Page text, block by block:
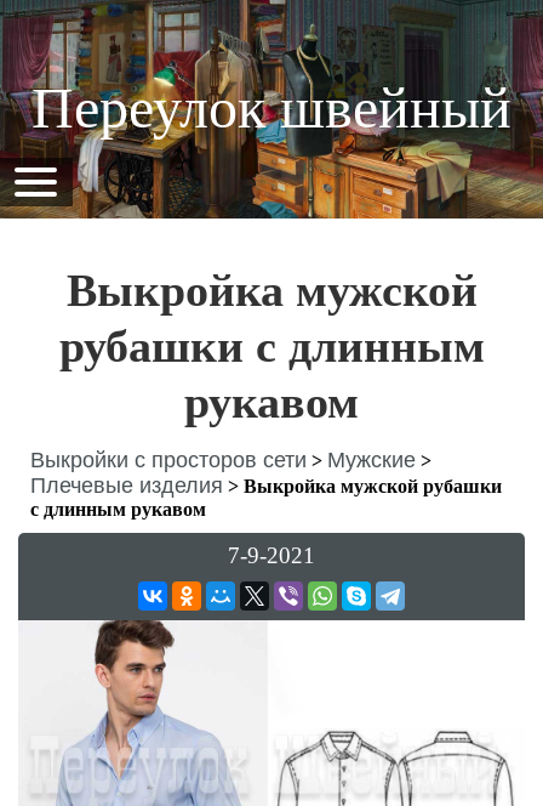
Переулок швейный
Выкройка мужской
рубашки с длинным
рукавом
Выкройки с просторов сети > Мужские >
Плечевые изделия > Выкройка мужской рубашки
с длинным рукавом
7-9-2021